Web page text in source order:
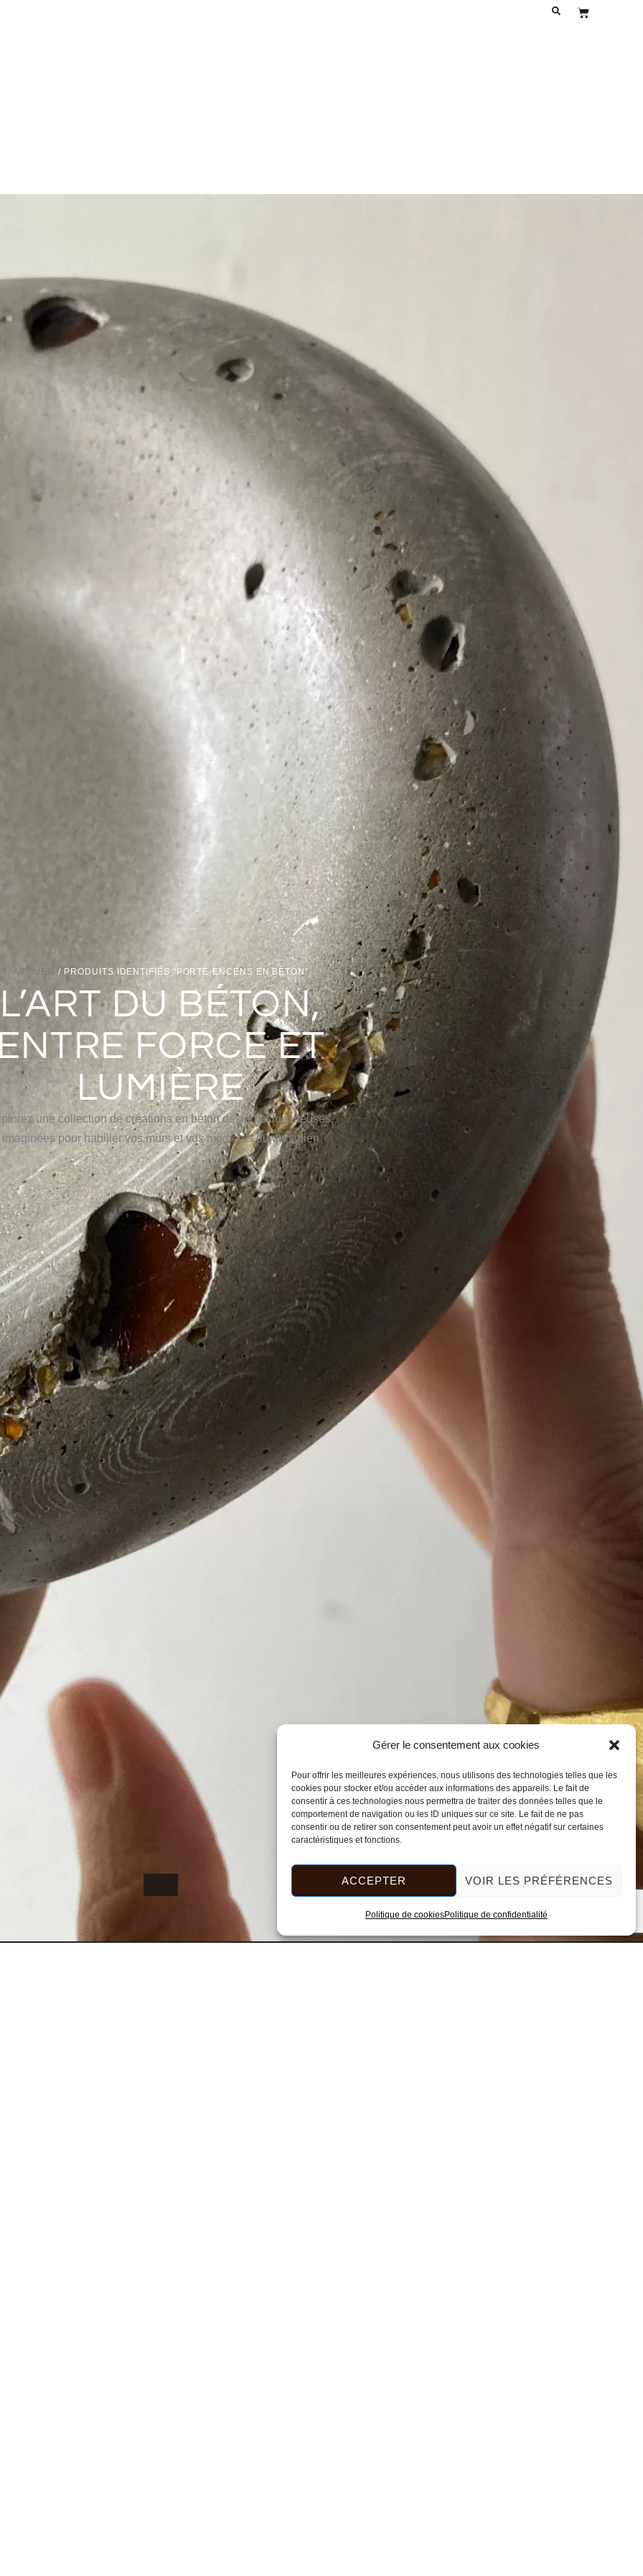
Gérer le consentement aux cookies
Pour offrir les meilleures expériences, nous utilisons des technologies telles que les
cookies pour stocker et/ou accéder aux informations des appareils. Le fait de
consentir à ces technologies nous permettra de traiter des données telles que le
comportement de navigation ou les ID uniques sur ce site. Le fait de ne pas
consentir ou de retirer son consentement peut avoir un effet négatif sur certaines
caractéristiques et fonctions.
ACCEPTER VOIR LES PRÉFÉRENCES
Politique de cookiesPolitique de confidentialité
Panier
ACCUEIL / PRODUITS IDENTIFIÉS “PORTE-ENCENS EN BÉTON”
L’ART DU BÉTON,
FORCE ET
LUMIÈRE
une collection de créations en béton design et lumineuses,
imaginées pour habiller vos murs et vos moments du quotidien